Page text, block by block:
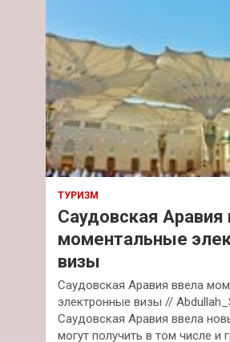
ТУРИЗМ
Саудовская Аравия
моментальные
визы
Саудовская Аравия ввела
электронные визы //
Саудовская Аравия ввела
могут получить в том числе и